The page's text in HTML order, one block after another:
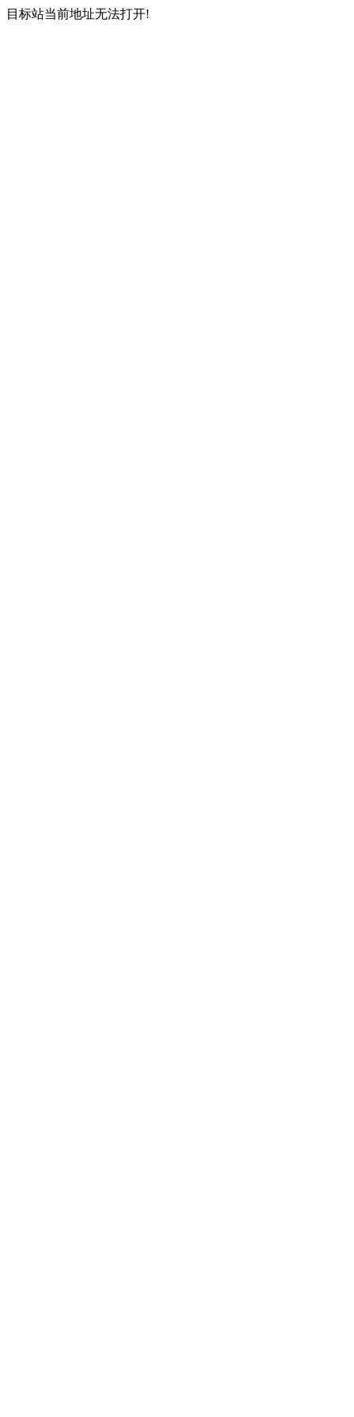
目标站当前地址无法打开!